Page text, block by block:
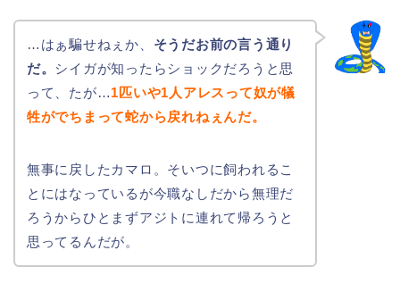
…はぁ騙せねぇか、 そうだお前の言う通り
だ。 シイガが知ったらショックだろうと思
って、たが…1匹いや1人アレスって奴が犠
牲がでちまって蛇から戻れねぇんだ。
無事に戻したカマロ。そいつに飼われるこ
とにはなっているが今職なしだから無理だ
ろうからひとまずアジトに連れて帰ろうと
思ってるんだが。